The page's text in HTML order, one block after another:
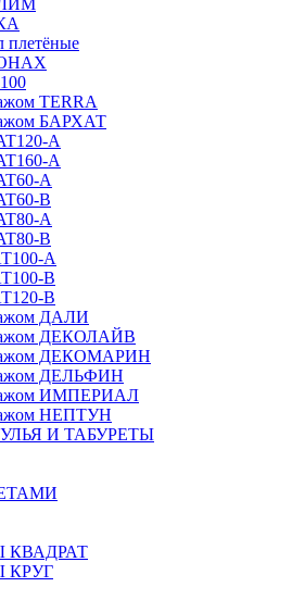
плетёные
TERRA
БАРХАТ
A
A
A
B
A
B
A
B
B
ДАЛИ
ДЕКОЛАЙВ
ДЕКОМАРИН
ДЕЛЬФИН
ИМПЕРИАЛ
НЕПТУН
И ТАБУРЕТЫ
КРУГ